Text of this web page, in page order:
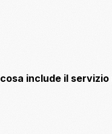
cosa include il servizio